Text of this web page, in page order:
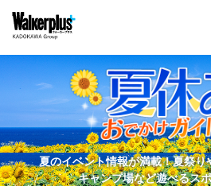
夏のイベント情報が満載！夏祭
キャンプ場など遊べるス